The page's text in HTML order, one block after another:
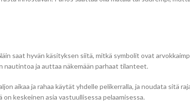
saat hyvän käsityksen siitä, mitkä symbolit ovat
ja auttaa näkemään parhaat tilanteet.
aikaa ja rahaa käytät yhdelle pelikerralla, ja noudata sitä
keskeinen asia vastuullisessa pelaamisessa.